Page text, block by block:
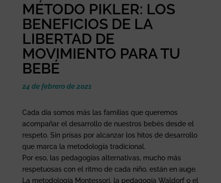
MÉTODO PIKLER: LOS
BENEFICIOS DE LA
LIBERTAD DE
MOVIMIENTO PARA TU
BEBÉ
24 de febrero de 2021
Cada día somos más las familias que queremos
acompañar el desarrollo de nuestros bebés desde el
respeto. Sin prisas por alcanzar los hitos de desarrollo
que marca la metodología tradicional.
Por eso, las pedagogías alternativas, mucho más
respetuosas con el ritmo de cada niño, están en auge.
La metodología Montessori, la pedagogía Waldorf o el